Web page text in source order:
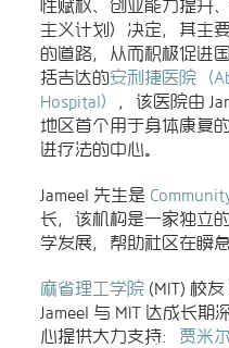
性赋权、创业能力提升
主义计划）决定，其主
的道路，从而积极促进
括吉达的安利捷医院（
Hospital）
，该医院由
地区首个用于身体康复
进疗法的中心。
Jameel 先生是
长，该机构是一家独立
学发展，帮助社区在瞬
麻省理工学院 (MIT) 校
Jameel 与 MIT 达成长
心提供大力支持： 贾米